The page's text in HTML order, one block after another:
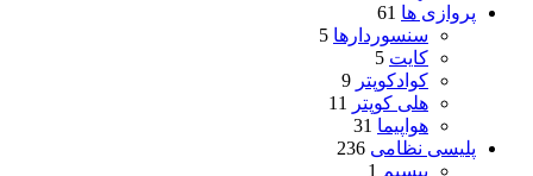
پروازی ها 61
سنسوردارها 5
کایت 5
کوادکوپتر 9
هلی کوپتر
11
هواپیما 31
پلیسی نظامی 236
بیسیم 1